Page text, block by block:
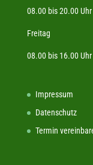
08.00 bis 20.00 Uhr
Freitag
08.00 bis 16.00 Uhr
Impressum
Datenschutz
Termin